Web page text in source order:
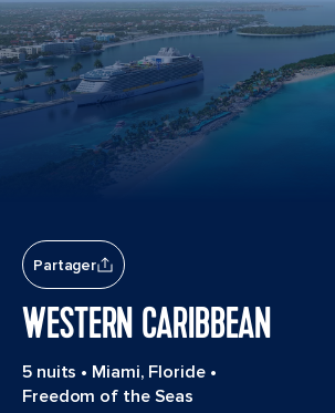
Partager
WESTERN CARIBBEAN
5 nuits • Miami, Floride•
Freedom of the Seas